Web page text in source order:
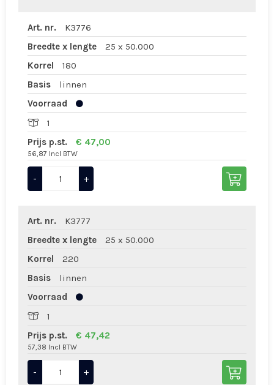
Art. nr.
K3776
Breedte x lengte
25 x 50.000
Korrel
180
Basis
linnen
Voorraad
1
Prijs p.st.
€ 47,00
56,87 Incl BTW
- +
Art. nr.
K3777
Breedte x lengte
25 x 50.000
Korrel
220
Basis
linnen
Voorraad
1
Prijs p.st.
€ 47,42
57,38 Incl BTW
- +